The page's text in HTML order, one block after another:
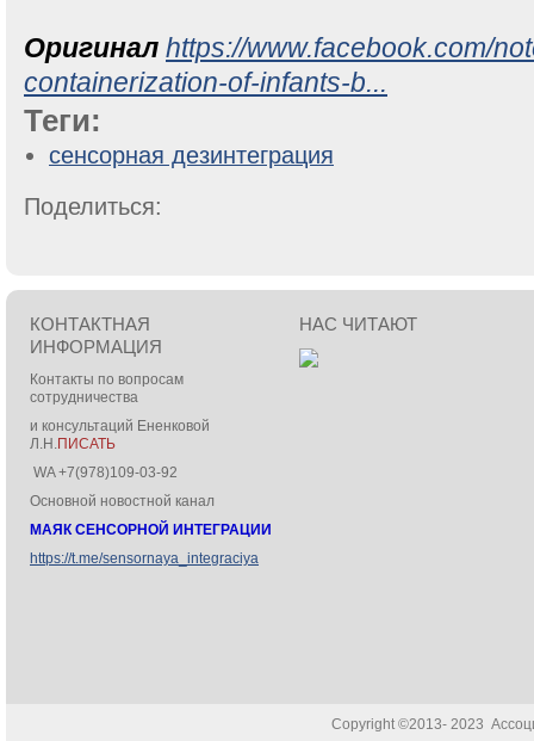
Оригинал https://www.facebook.com/
containerization-of-infants-b...
Теги:
сенсорная дезинтеграция
Поделиться:
КОНТАКТНАЯ
ИНФОРМАЦИЯ
Контакты по вопросам
сотрудничества
и консультаций Ененковой
Л.Н.ПИСАТЬ
WA +7(978)109-03-92
Основной новостной канал
МАЯК СЕНСОРНОЙ ИНТЕГРАЦИИ
https://t.me/sensornaya_integraciya
НАС ЧИТАЮТ
Copyright ©2013- 2023